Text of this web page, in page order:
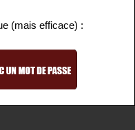
(mais efficace) :